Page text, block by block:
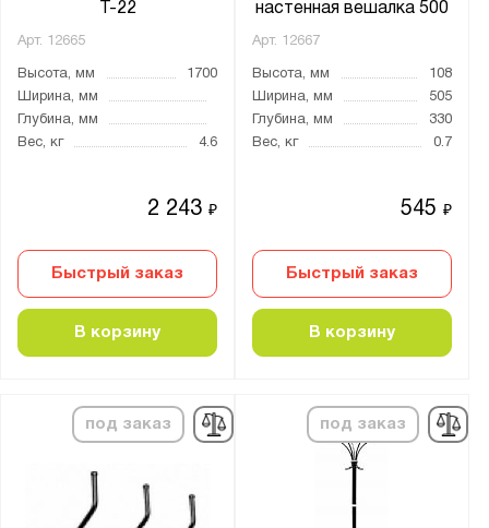
Т-22
Арт. 12665
Высота, мм
1700
Ширина, мм
Глубина, мм
Вес, кг
4.6
2 243₽
Быстрый заказ
В корзину
настенная вешалка 500
Арт. 12667
Высота, мм
108
Ширина, мм
505
Глубина, мм
330
Вес, кг
0.7
545₽
Быстрый заказ
В корзину
под заказ под заказ
Цвет:
Чёрный